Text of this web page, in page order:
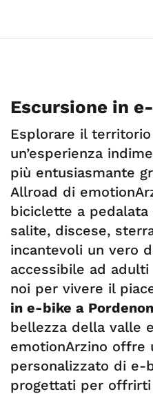
Escursione in
Esplorare il
un’esperienza
più entusiasmante
Allroad di
biciclette a
salite, discese,
incantevoli un vero
accessibile ad
noi per vivere il
in e-bike a
bellezza della valle
emotionArzino offre
personalizzato di e-
progettati per